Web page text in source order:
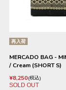
再入荷
MERCADO BAG -
/ Cream (SHORT S)
¥8,250 税込
SOLD OUT